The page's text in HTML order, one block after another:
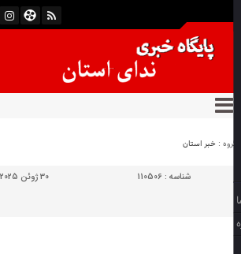
:خبر استان
شناسه :110506 30 ژوئن 2025 - 10:59